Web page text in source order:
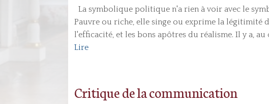
La symbolique politique n'a rien à voir avec le
Pauvre ou riche, elle singe ou exprime la légitimité
l'efficacité, et les bons apôtres du réalisme. Il y a, au
Lire
Critique de la communication